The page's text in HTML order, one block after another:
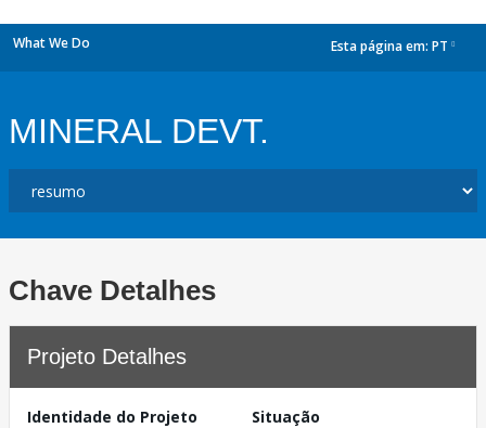
What We Do Esta página em: PT
MINERAL DEVT.
Chave Detalhes
Projeto Detalhes
Identidade do Projeto
Situação